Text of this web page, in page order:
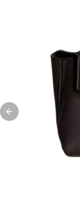
Previous slide